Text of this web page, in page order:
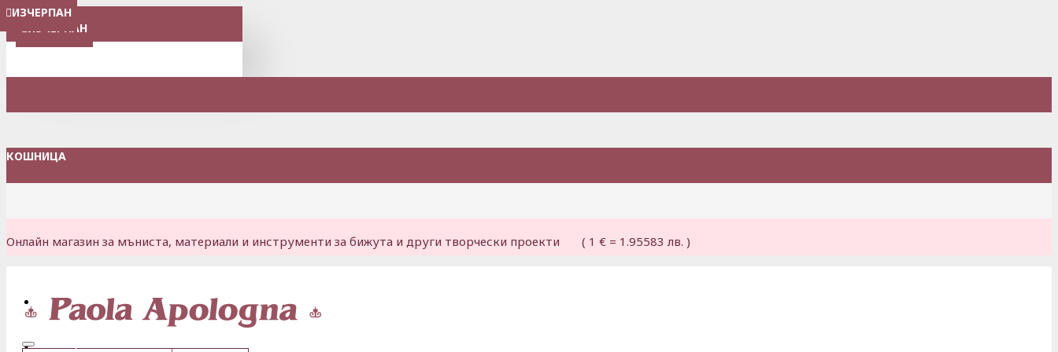
МЕНЮ
КОШНИЦА
Онлайн магазин за мъниста, материали и инструменти за бижута и други творчески проекти ( 1 € = 1.95583 лв. )
Вход
ИЗЧЕРПАН
ИЗЧЕРПАН
ИЗЧЕРПАН
ИЗЧЕРПАН
ИЗЧЕРПАН
ИЗЧЕРПАН
ИЗЧЕРПАН